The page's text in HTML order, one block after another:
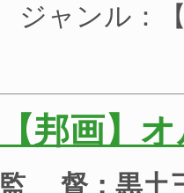
ジャンル：
【邦画】
監 督：黒土